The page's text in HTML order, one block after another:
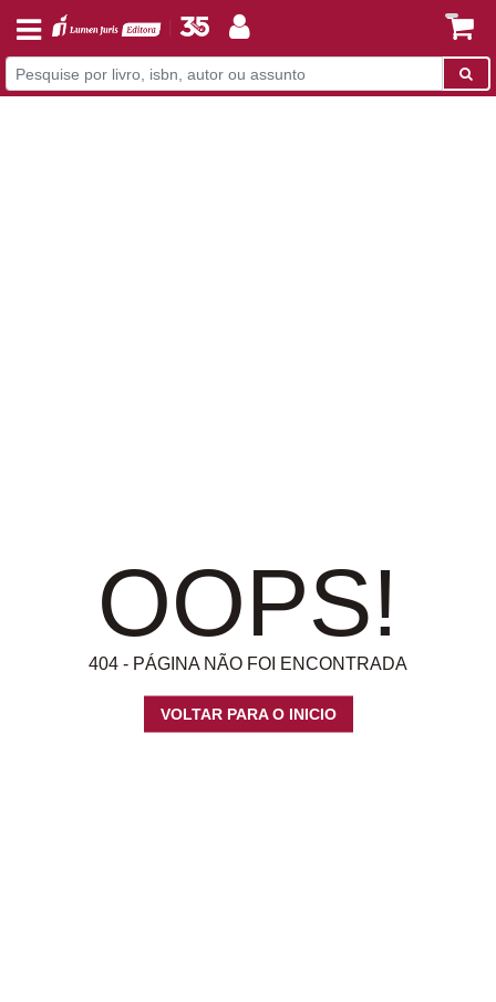
OOPS!
404 - PÁGINA NÃO FOI ENCONTRADA
VOLTAR PARA O INICIO